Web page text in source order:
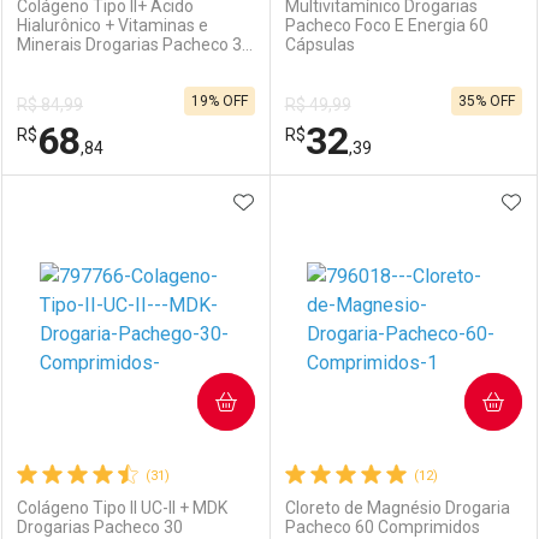
Ativar Desconto
Comprar sem Desconto
Por R$ 23,99/cada
Comprar sem Desconto
Por R$ 23,99/cada
Ativar Desconto
Comprar sem Desconto
Por R$ 135,99/cada
Comprar sem Desconto
Por R$ 135,99/cada
Colágeno Tipo II+ Ácido
Hialurônico + Vitaminas e
Minerais Drogarias Pacheco 30
R$ 84,99
R$68,84
19% OFF
Laboratório
Por Menos
Multivitamínico Drogarias
Pacheco Foco E Energia 60
Cápsulas
R$ 49,99
R$32,39
35% OFF
Laboratório
Por Menos
(31)
Colágeno Tipo II UC-II + MDK
Drogarias Pacheco 30
ADICIONAR AOS FAVORITOS
COMPRAR
(12)
Cloreto de Magnésio Drogaria
Pacheco 60 Comprimidos
COMPRAR